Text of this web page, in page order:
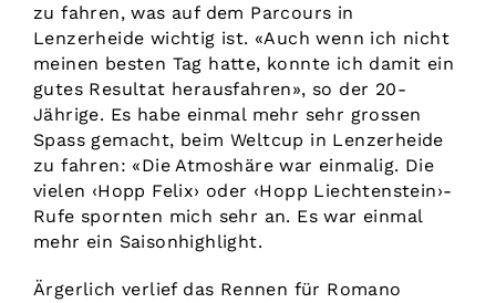
zu fahren, was auf dem Parcours in
Lenzerheide wichtig ist. «Auch wenn ich nicht
meinen besten Tag hatte, konnte ich damit ein
gutes Resultat herausfahren», so der 20-
Jährige. Es habe einmal mehr sehr grossen
Spass gemacht, beim Weltcup in Lenzerheide
zu fahren: «Die Atmoshäre war einmalig. Die
vielen ‹Hopp Felix› oder ‹Hopp Liechtenstein›-
Rufe spornten mich sehr an. Es war einmal
mehr ein Saisonhighlight.
Ärgerlich verlief das Rennen für Romano